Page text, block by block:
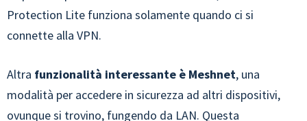
Protection Lite funziona solamente quando ci si
connette alla VPN.
Altra funzionalità interessante è Meshnet, una
modalità per accedere in sicurezza ad altri dispositivi,
ovunque si trovino, fungendo da LAN. Questa